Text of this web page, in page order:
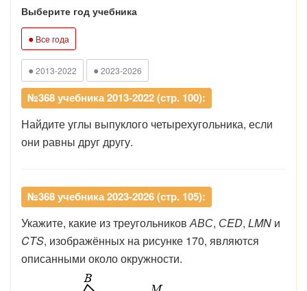
Выберите год учебника
● Все года
● 2013-2022 ● 2023-2026
№368 учебника 2013-2022 (стр. 100):
Найдите углы выпуклого четырехугольника, если
они равны друг другу.
№368 учебника 2023-2026 (стр. 105):
Укажите, какие изтреугольниковАВС, СED, LMN и
CTS, изображённых на рисунке 170, являются
описанными около окружности.